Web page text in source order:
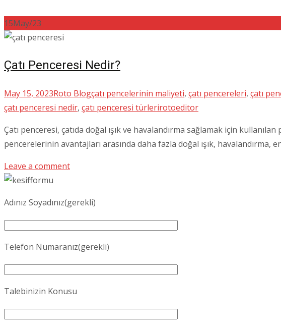
15May/23
Çatı Penceresi Nedir?
May 15, 2023Roto Blogçatı pencelerinin maliyeti, çatı pencereleri, çatı
çatı penceresi nedir, çatı penceresi türlerirotoeditor
Çatı penceresi, çatıda doğal ışık ve havalandırma sağlamak için
pencerelerinin avantajları arasında daha fazla doğal ışık, havalandırma,
Leave a comment
Adınız Soyadınız(gerekli)
Telefon Numaranız(gerekli)
Talebinizin Konusu